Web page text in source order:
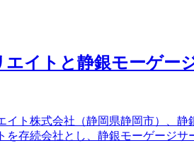
イトと静銀モーゲー
ト株式会社（静岡県静岡市）、
存続会社とし、静銀モーゲージ